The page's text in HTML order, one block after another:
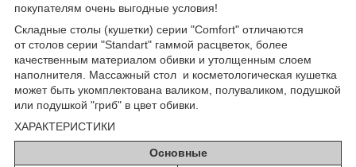
покупателям очень выгодные условия!
Складные столы (кушетки) серии "Comfort" отличаются
от столов серии "Standart" гаммой расцветок, более
качественным материалом обивки и утолщенным слоем
наполнителя. Массажный стол и косметологическая кушетка
может быть укомплектована валиком, полуваликом, подушкой
или подушкой "гриб" в цвет обивки.
ХАРАКТЕРИСТИКИ
Основные